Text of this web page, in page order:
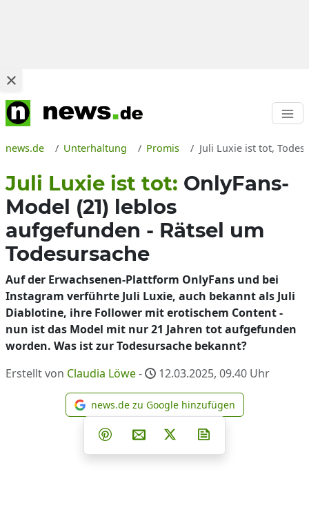
news.de Unterhaltung Promis Juli Luxie ist tot,
Juli Luxie ist tot: OnlyFans-
Model (21) leblos
aufgefunden - Rätsel um
Todesursache
Auf der Erwachsenen-Plattform OnlyFans und bei
Instagram verführte Juli Luxie, auch bekannt als Juli
Diablotine, ihre Follower mit erotischem Content -
nun ist das Model mit nur 21 Jahren tot aufgefunden
worden. Was ist zur Todesursache bekannt?
Erstellt von Claudia Löwe- 12.03.2025, 09.40 Uhr
news.de zu Google
news.de zu Google hinzufügen
Teilen auf Facebook
Teilen auf Whatsapp
Teilen auf Telegram
Teilen auf Pinterest
Per E-Mail teilen
Post auf X